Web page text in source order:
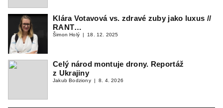
Klára Votavová vs. zdravé zuby jako luxus //
RANT…
Šimon Holý 18. 12. 2025
Celý národ montuje drony. Reportáž
z Ukrajiny
Jakub Bodziony 8. 4. 2026